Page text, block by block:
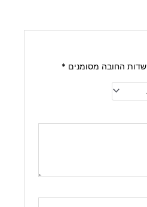
שדות החובה מסומנים *